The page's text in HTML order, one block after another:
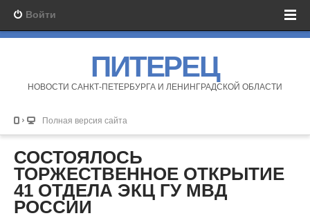
Войти
ПИТЕРЕЦ
НОВОСТИ САНКТ-ПЕТЕРБУРГА И ЛЕНИНГРАДСКОЙ ОБЛАСТИ
Полная версия сайта
СОСТОЯЛОСЬ
ТОРЖЕСТВЕННОЕ ОТКРЫТИЕ
41 ОТДЕЛА ЭКЦ ГУ МВД
РОССИИ